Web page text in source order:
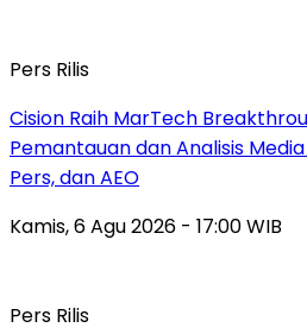
Pers Rilis
Cision Raih MarTech
Pemantauan dan Analisis
Pers, dan AEO
Kamis, 6 Agu 2026 - 17:00 WIB
Pers Rilis